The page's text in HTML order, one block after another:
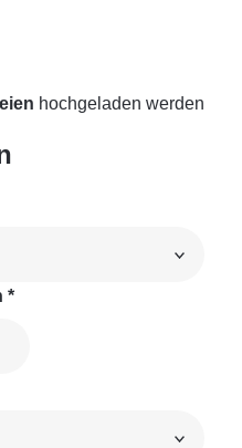
hochgeladen werden
*